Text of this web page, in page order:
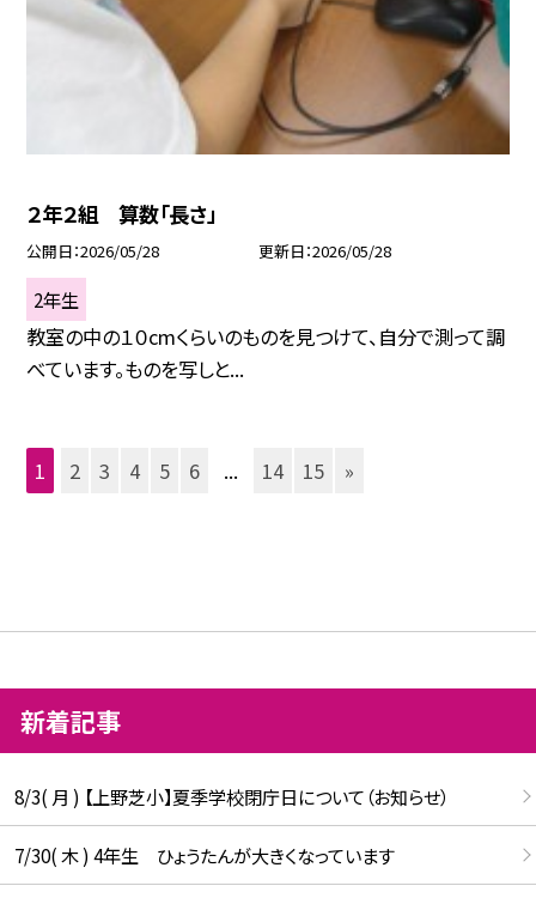
２年２組 算数「長さ」
公開日 2026/05/28 更新日 2026/05/28
2年生
教室の中の１０cmくらいのものを見つけて、自分で測って調
べています。ものを写しと...
1 2 3 4 5 6 ... 14 15 »
新着記事
8/3( 月 ) 【上野芝小】夏季学校閉庁日について（お知らせ）
7/30( 木 ) 4年生 ひょうたんが大きくなっています